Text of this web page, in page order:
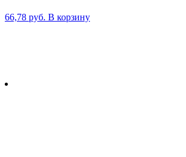
66,78 руб. В корзину